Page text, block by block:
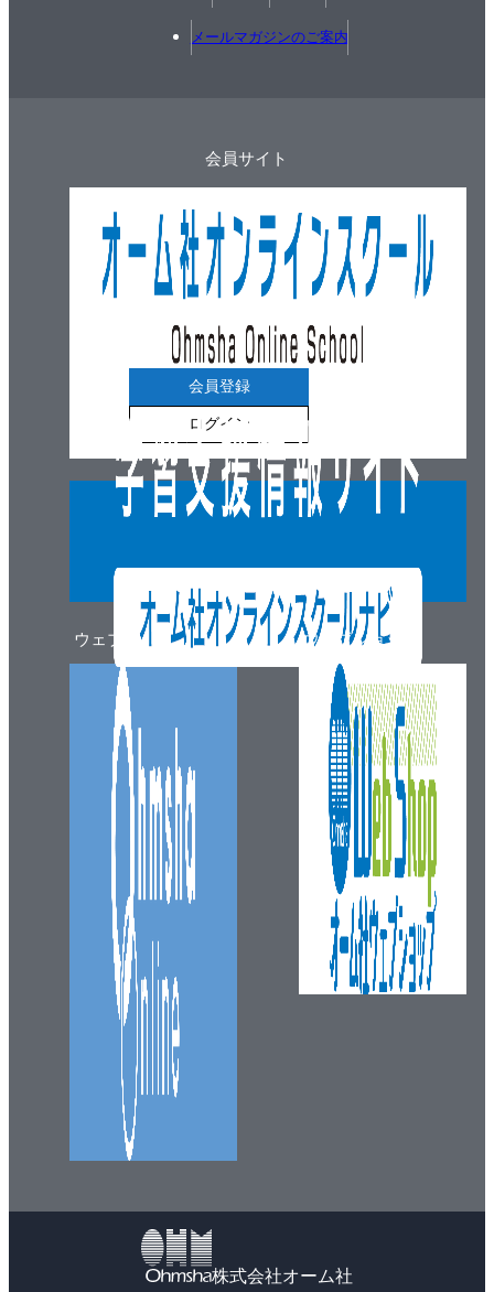
メールマガジンのご案内
ウェブマガジン
会員サイト
会員登録
ログイン
ウェブショップ
株式会社オーム社